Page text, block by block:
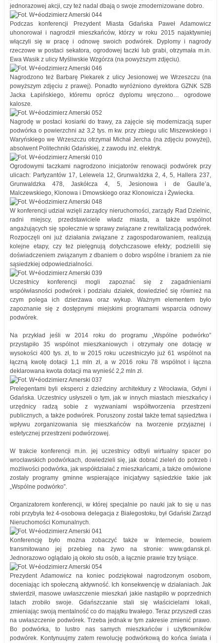
jednorazowej akcji, czy też nadal dbają o swoje zmodernizowane dobro.
Podczas konferencji Prezydent Miasta Gdańska Paweł Adamowicz
uhonorował i nagrodził mieszkańców, którzy w roku 2015 najaktywniej
włączyli się w pracę i odnowę swoich podwórek. Dyplomy i nagrody
rzeczowe w postaci sekatora, ogrodowej taczki lub grabi, otrzymała m.in.
Ewa Wasik z ulicy Myśliwskie Wzgórza (na powyższym zdjęciu).
Nagrodzono też Barbarę Piekarek z ulicy Jesionowej we Wrzeszczu (na
powyższym zdjęciu z prawej). Ponadto wyróżniono dyrektora GZNK SZB
Jacka Łapińskiego, któremu oprócz dyplomu wręczono… ogrodowe
kalosze.
Nagrodę w postaci kosiarki do trawy, za zajęcie się modernizacją super
podwórka o powierzchni aż 3,2 tys. m kw. przy zbiegu ulic Miszewskiego i
Waryńskiego we Wrzeszczu otrzymał Michał Jercha (na zdjęciu powyżej),
absolwent Politechniki Gdańskiej, z zawodu inż. elektryk.
Ogrodowymi taczkami nagrodzono inicjatorów renowacji podwórek przy
ulicach: Partyzantów 17, Lelewela 12, Grunwaldzka 2, 4, 5, Hallera 237,
Grunwaldzka 478, Jaskółcza 4, 5, Jesionowa i de Gaulle’a,
Malczewskiego, Klonowa i Dmowskiego oraz Klonowicza i Żywiecka.
W konferencji udział wzięli zarządcy nieruchomości, zarządy Rad Dzielnic,
radni miejscy, przedstawiciele władz miasta, a także wspólnot
angażujących się społecznie w sprawy związane z rewitalizacją podwórek.
Rozpoczęli oni już działania związane z zagospodarowaniem, realizują
kolejne etapy, czy też pielęgnują dotychczasowe efekty; podzielili się
doświadczeniem związanym z dbaniem o dobro wspólne i braniem za nie
sąsiedzkiej odpowiedzialności.
Uczestnicy konferencji mogli zapoznać się z zagadnieniami
współwłasności podwórek i podziału działek, dowiedzieć się również na
czym polega ich dzierżawa oraz wykup. Ważnym elementem było
zapoznanie się z dostępnymi miejskimi programami wsparcia odnowy
podwórek.
Na przykład jeśli w 2014 roku do programu „Wspólne podwórko”
przystąpiło 35 wspólnot mieszkaniowych i otrzymały one dotację w
wysokości 400 tys. zł, to w 2015 roku uczestniczyło już 61 wspólnot na
łączną kwotę dotacji 1,1 mln zł, a w 2016 roku 78 wspólnot i łączna
deklarowana kwota dotacji ma wynieść 2,2 mln zł.
Prelegentami byli eksperci z dziedziny architektury z Wrocławia, Gdyni i
Gdańska. Uczestnicy usłyszeli o tym, jak w innych miastach mieszkańcy i
urzędnicy radzą sobie z wyzwaniami współtworzenia przestrzeni
publicznych, a także podwórek. Poruszony został także temat sąsiedztwa i
wpływu zorganizowania się mieszkańców na tworzenie przyjaznej i
estetycznej przestrzeni podwórzowej.
W trakcie konferencji m.in. jej uczestnicy odbyli wirtualny spacer po
wrocławskich podwórkach, dowiedzieli się, jak dobrać zieleń do potrzeb i
możliwości podwórka, jak współdziałać z mieszkańcami, a także omówione
zostały programy gminne wspierające inicjatywy sąsiedzkie takie jak
„Wspólne podwórko”.
Organizatorem konferencji, w której specjalnie po nauki jak to się u nas
robi przybyła też 4-osobowa delegacja z Białegostoku, był Gdański Zarząd
Nieruchomości Komunalnych.
Konferencję było można zobaczyć także w Internecie, bowiem
transmitowano jej przebieg na żywo na stronie: www.gdansk.pl.
Jednorazowo oglądało ją około stu osób, a łącznie prawie trzy tysiące.
Prezydent Adamowicz na koniec podziękował nagrodzonym osobom,
doceniając ich społeczną aktywność. Ich konsekwencję w działaniach. Jak
stwierdził, masowe uwłaszczenie mieszkań jakie nastąpiło w poprzednich
latach zrobiło swoje. Gdańszczanie stali się właścicielami lokali,
zmieniając swoją mentalność co do majątku trwałego. Teraz przyszedł czas
na uwłaszczenie podwórek. Trzeba jednak w tym zakresie zmienić prawo.
Bo podwórka, to lustro nas samych mieszkańców i użytkowników
podwórek. Kontynuujmy zatem rewolucję podwórkową do końca świata i